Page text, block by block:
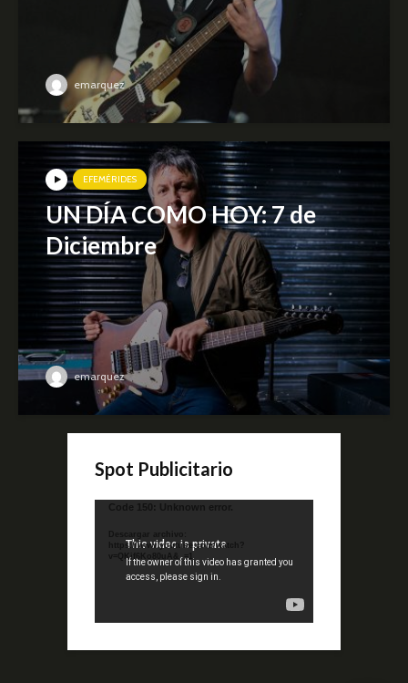
emarquez
EFEMÉRIDES
UN DÍA COMO HOY: 7 de
Diciembre
emarquez
Spot Publicitario
Reproductor
video
Code 150: Unknown error.
Descargar archivo:
https://www.youtube.com/watch?
v=QKif6Ko80uA&_=1